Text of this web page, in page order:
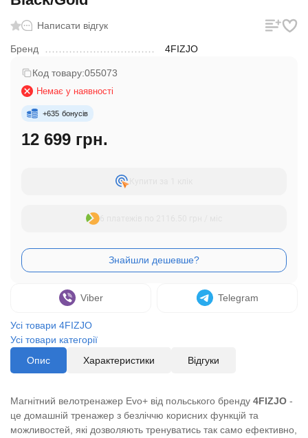
Написати відгук
Бренд 4FIZJO
Код товару:055073
Немає у наявності
+635 бонусів
12 699 грн.
Viber Telegram
Усі товари 4FIZJO
Усі товари категорії
Опис
Характеристики Відгуки
Магнітний велотренажер Evo+ від польського бренду 4FIZJO -
це домашній тренажер з безліччю корисних функцій та
можливостей, які дозволяють тренуватись так само ефективно,